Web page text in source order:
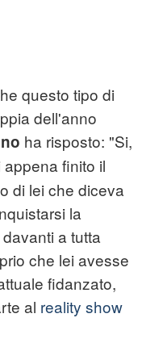
questo tipo di
dell'anno
ha risposto: "Si,
appena finito il
di lei che diceva
la
a tutta
che lei avesse
fidanzato,
al reality show